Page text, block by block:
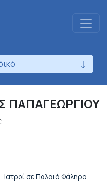
ΠΑΠΑΓΕΩΡΓΙΟΥ
Ιατροί σε Παλαιό Φάληρο